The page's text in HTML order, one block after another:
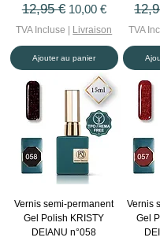
Prix original
12,95 € Prix promotionnel
10,00 €
TVA Incluse | Livraison
Ajouter au panier
Prix
TVA
Vernis semi-permanent
Gel Polish KRISTY
DEIANU n°058
Vernis
Gel